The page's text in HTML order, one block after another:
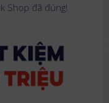
Shop đã đúng!